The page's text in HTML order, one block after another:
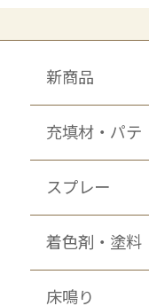
新商品
充填材・パテ
スプレー
着色剤・塗料
床鳴り